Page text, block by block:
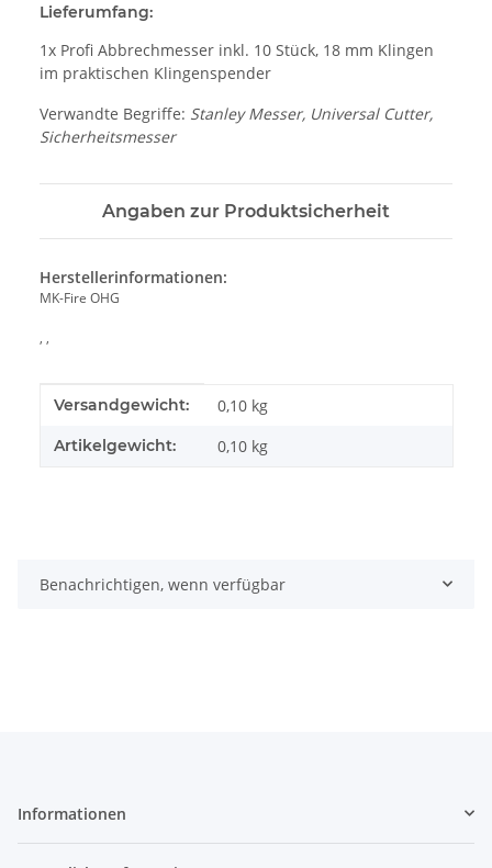
Lieferumfang:
1x Profi Abbrechmesser inkl. 10 Stück, 18 mm Klingen
im praktischen Klingenspender
Verwandte Begriffe: Stanley Messer, Universal Cutter,
Sicherheitsmesser
Angaben zur Produktsicherheit
Herstellerinformationen:
MK-Fire OHG
, ,
Produkteigenschaft
Wert
Versandgewicht: 0,10 kg
Artikelgewicht: 0,10 kg
Benachrichtigen, wenn verfügbar
Informationen